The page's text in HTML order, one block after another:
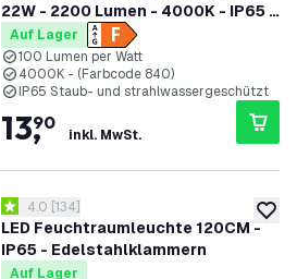
22W - 2200 Lumen - 4000K - IP65 -
Inkl. LED Röhre
Auf Lager
100 Lumen per Watt
4000K - (Farbcode 840)
IP65 Staub- und strahlwassergeschützt
13,
90
inkl. MwSt.
zur
LED Feuchtraumleuchte 120CM -
IP65 - Edelstahlklammern
Bewertungsbereich öffnen
4 Bewertungssterne
4.0 [134]
Auf Lager